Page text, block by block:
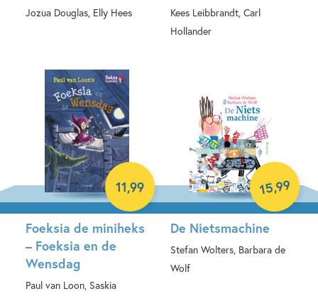
Jozua Douglas, Elly Hees
Kees Leibbrandt, Carl
Hollander
Foeksia de miniheks
– Foeksia en de
Wensdag
Paul van Loon, Saskia
11,99
De Nietsmachine
Stefan Wolters, Barbara de
Wolf
15,99